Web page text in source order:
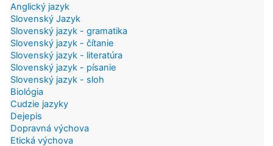
Anglický jazyk
Slovenský Jazyk
Slovenský jazyk - gramatika
Slovenský jazyk - čítanie
Slovenský jazyk - literatúra
Slovenský jazyk - písanie
Slovenský jazyk - sloh
Biológia
Cudzie jazyky
Dejepis
Dopravná výchova
Etická výchova